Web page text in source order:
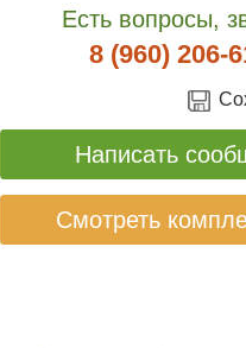
Есть вопросы,
8 (960) 206-
Написать
Смотреть